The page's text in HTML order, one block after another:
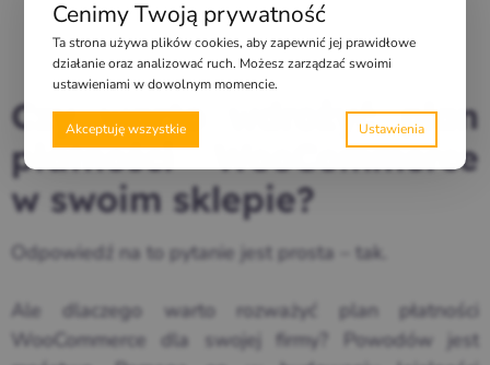
Czy warto wdrożyć plan
płatności WooCommerce
w swoim sklepie?
Odpowiedź na to pytanie jest prosta – tak.
Ale dlaczego warto rozważyć plan płatności
WooCommerce dla swojej firmy? Powodów jest
Cenimy Twoją prywatność
Ta strona używa plików cookies, aby zapewnić jej prawidłowe
działanie oraz analizować ruch. Możesz zarządzać swoimi
ustawieniami w dowolnym momencie.
Akceptuję wszystkie